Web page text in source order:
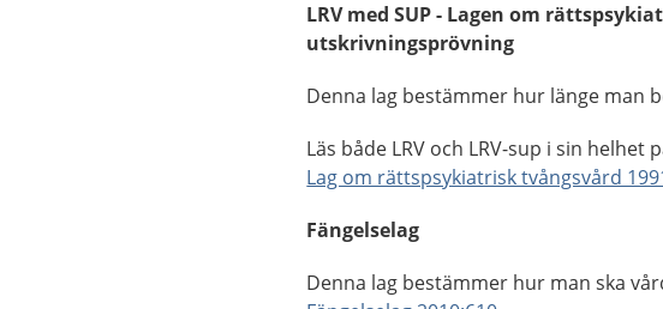
LRV med SUP - Lagen om
utskrivningsprövning
Denna lag bestämmer hur länge man
Läs både LRV och LRV-sup i sin helhet
Lag om rättspsykiatrisk tvångsvård
Fängelselag
Denna lag bestämmer hur man ska